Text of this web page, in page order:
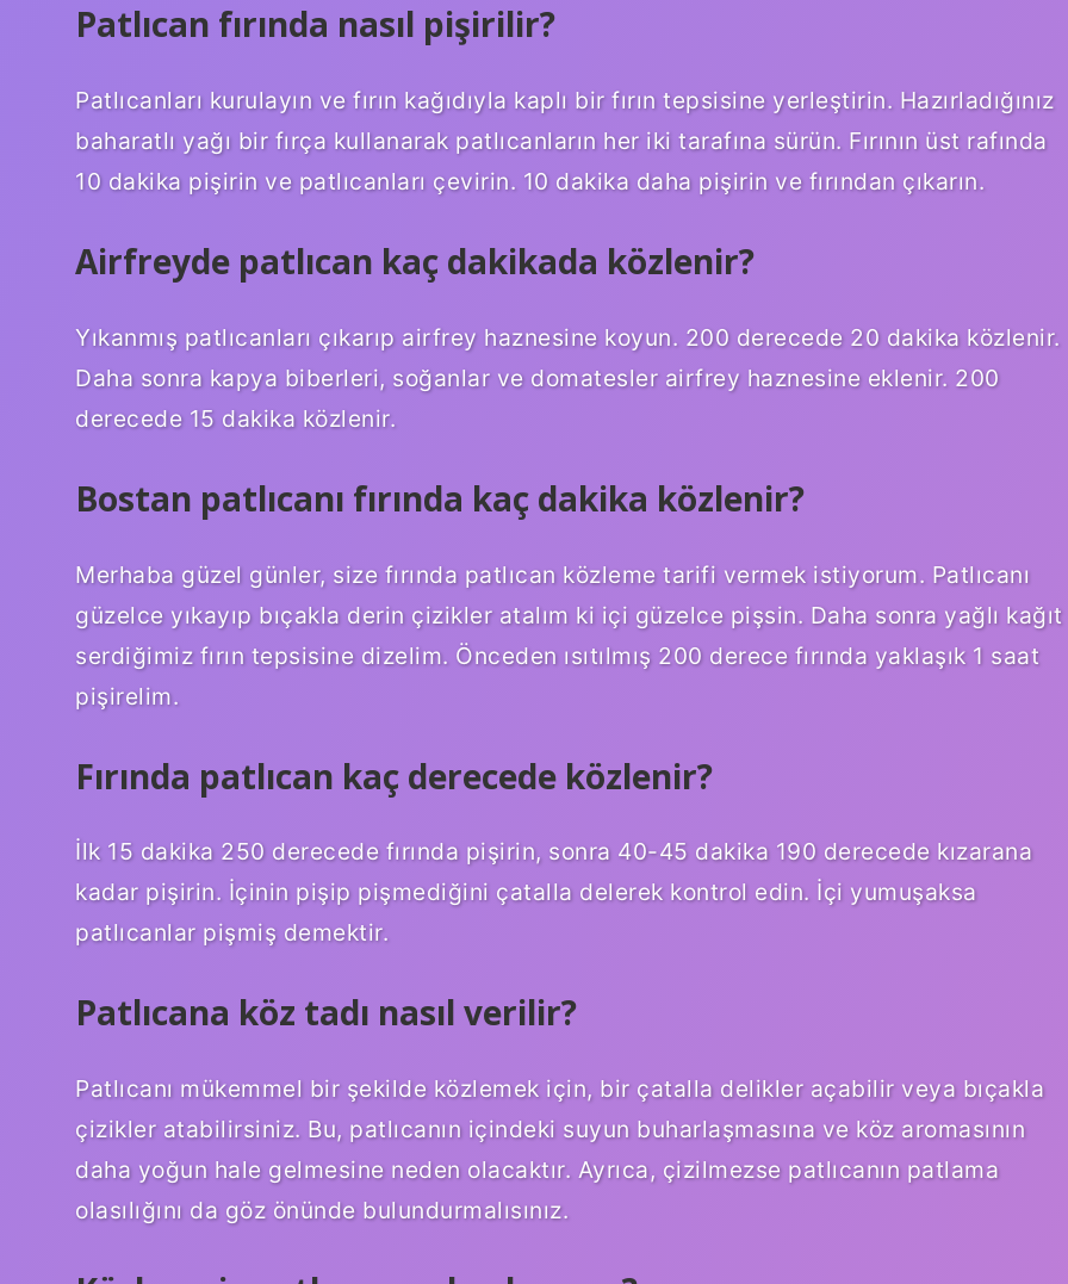
Patlıcan fırında nasıl pişirilir?
Patlıcanları kurulayın ve fırın kağıdıyla kaplı bir fırın tepsisine yerleştirin. Hazırladığınız
baharatlı yağı bir fırça kullanarak patlıcanların her iki tarafına sürün. Fırının üst rafında
10 dakika pişirin ve patlıcanları çevirin. 10 dakika daha pişirin ve fırından çıkarın.
Airfreyde patlıcan kaç dakikada közlenir?
Yıkanmış patlıcanları çıkarıp airfrey haznesine koyun. 200 derecede 20 dakika közlenir.
Daha sonra kapya biberleri, soğanlar ve domatesler airfrey haznesine eklenir. 200
derecede 15 dakika közlenir.
Bostan patlıcanı fırında kaç dakika közlenir?
Merhaba güzel günler, size fırında patlıcan közleme tarifi vermek istiyorum. Patlıcanı
güzelce yıkayıp bıçakla derin çizikler atalım ki içi güzelce pişsin. Daha sonra yağlı kağıt
serdiğimiz fırın tepsisine dizelim. Önceden ısıtılmış 200 derece fırında yaklaşık 1 saat
pişirelim.
Fırında patlıcan kaç derecede közlenir?
İlk 15 dakika 250 derecede fırında pişirin, sonra 40-45 dakika 190 derecede kızarana
kadar pişirin. İçinin pişip pişmediğini çatalla delerek kontrol edin. İçi yumuşaksa
patlıcanlar pişmiş demektir.
Patlıcana köz tadı nasıl verilir?
Patlıcanı mükemmel bir şekilde közlemek için, bir çatalla delikler açabilir veya bıçakla
çizikler atabilirsiniz. Bu, patlıcanın içindeki suyun buharlaşmasına ve köz aromasının
daha yoğun hale gelmesine neden olacaktır. Ayrıca, çizilmezse patlıcanın patlama
olasılığını da göz önünde bulundurmalısınız.